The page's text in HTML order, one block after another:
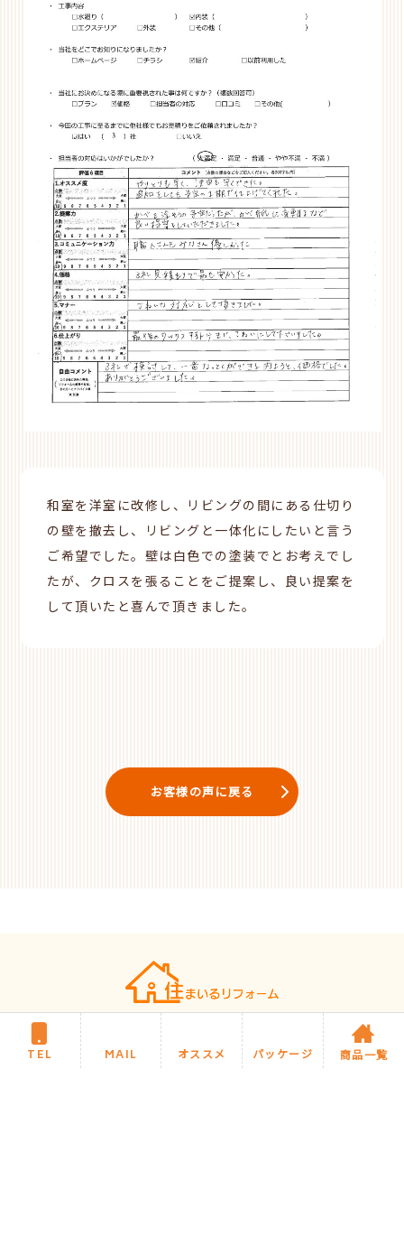
和室を洋室に改修し、リビングの間にある仕切り
の壁を撤去し、 リビングと一体化にしたいと言う
ご希望でした。壁は白色での塗装でとお考えでし
たが、クロスを張ることをご提案し、良い提案を
して頂いたと喜んで頂きました。
お客様の声に戻る
住まいるリフォームについて
商品カテゴリ
施工までの流れ・Q&A
住まいるブログ
TEL MAIL オススメ パッケージ 商品一覧